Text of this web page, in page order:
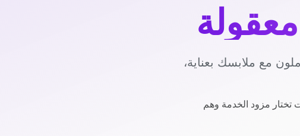
مع ملابسك بعناية،
مزود الخدمة وهم